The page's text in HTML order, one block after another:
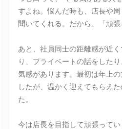
すよね。悩んだ時も、店長や
聞いてくれる。だから、「頑張
あと、社員同士の距離感が近
り、プライベートの話をした
気感があります。最初は年上
したが、温かく迎えてもらえ
た。
今は店長を目指して頑張って